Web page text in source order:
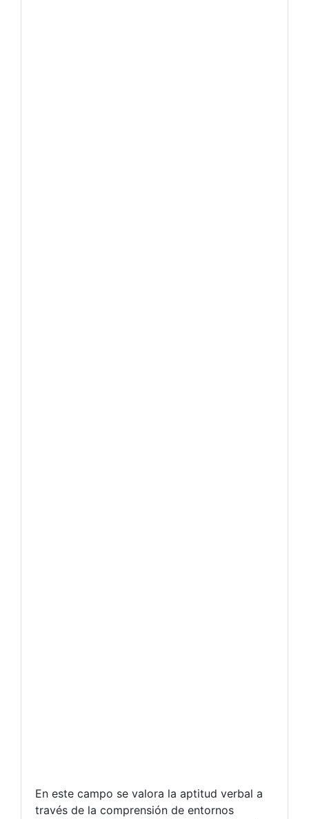
En este campo se valora la aptitud verbal a
través de la comprensión de entornos